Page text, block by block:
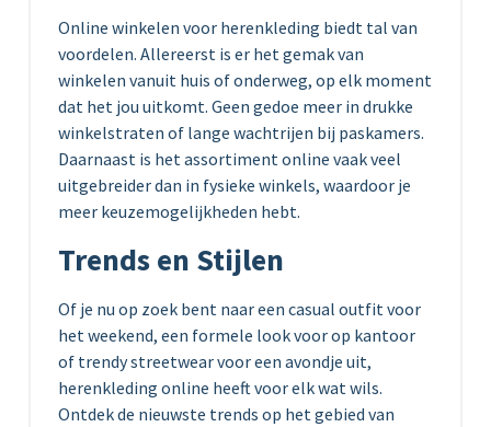
Online winkelen voor herenkleding biedt tal van
voordelen. Allereerst is er het gemak van
winkelen vanuit huis of onderweg, op elk moment
dat het jou uitkomt. Geen gedoe meer in drukke
winkelstraten of lange wachtrijen bij paskamers.
Daarnaast is het assortiment online vaak veel
uitgebreider dan in fysieke winkels, waardoor je
meer keuzemogelijkheden hebt.
Trends en Stijlen
Of je nu op zoek bent naar een casual outfit voor
het weekend, een formele look voor op kantoor
of trendy streetwear voor een avondje uit,
herenkleding online heeft voor elk wat wils.
Ontdek de nieuwste trends op het gebied van